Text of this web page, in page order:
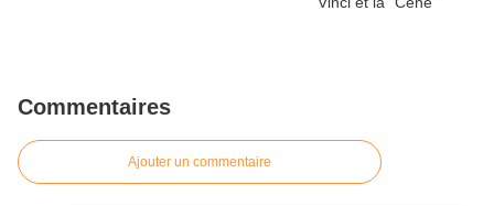
Commentaires
Ajouter un commentaire